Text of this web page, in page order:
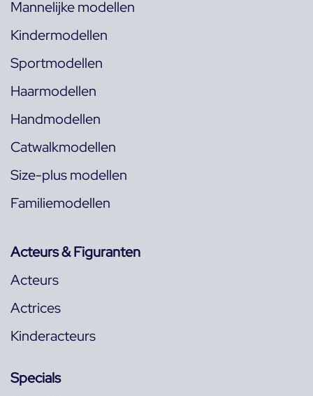
Mannelijke modellen
Kindermodellen
Sportmodellen
Haarmodellen
Handmodellen
Catwalkmodellen
Size-plus modellen
Familiemodellen
Acteurs & Figuranten
Acteurs
Actrices
Kinderacteurs
Specials